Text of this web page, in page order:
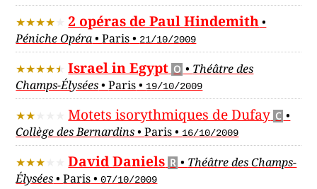
2 opéras de Paul Hindemith•
Péniche Opéra•Paris• 21/10/2009
Israel in Egypt O • Théâtre des
Champs-Élysées•Paris• 19/10/2009
Motets isorythmiques de Dufay C •
Collège des Bernardins•Paris• 16/10/2009
David Daniels R • Théâtre des Champs-
Élysées•Paris•07/10/2009